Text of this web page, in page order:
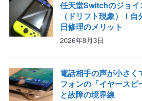
任天堂Switchのジョイ
（ドリフト現象）！
日修理のメリット
2026年8月3日
電話相手の声が小さく
フォンの「イヤースピ
と故障の境界線